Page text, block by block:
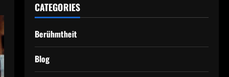
CATEGORIES
Berühmtheit
Blog